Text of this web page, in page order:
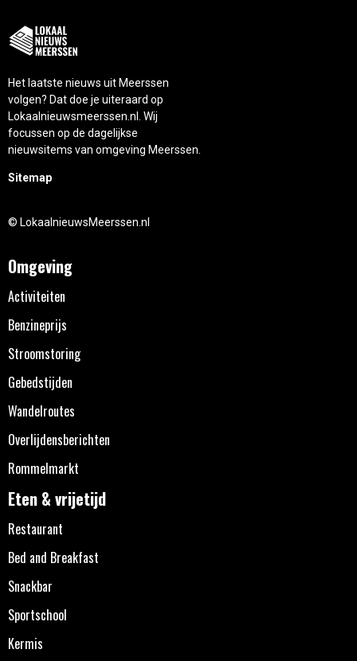
Het laatste nieuws uit Meerssen
volgen? Dat doe je uiteraard op
Lokaalnieuwsmeerssen.nl. Wij
focussen op de dagelijkse
nieuwsitems van omgeving Meerssen.
Sitemap
© LokaalnieuwsMeerssen.nl
Omgeving
Activiteiten
Benzineprijs
Stroomstoring
Gebedstijden
Wandelroutes
Overlijdensberichten
Rommelmarkt
Eten & vrijetijd
Restaurant
Bed and Breakfast
Snackbar
Sportschool
Kermis